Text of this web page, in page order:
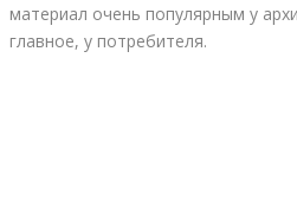
материал очень популярным у
главное, у потребителя.